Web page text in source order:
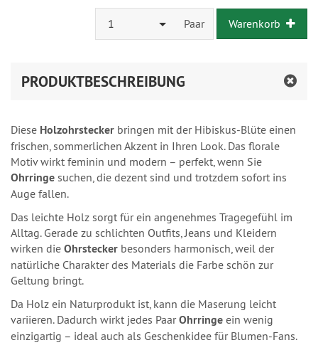
1 Paar Warenkorb
PRODUKTBESCHREIBUNG
Diese Holzohrstecker bringen mit der Hibiskus-Blüte einen
frischen, sommerlichen Akzent in Ihren Look. Das florale
Motiv wirkt feminin und modern – perfekt, wenn Sie
Ohrringe suchen, die dezent sind und trotzdem sofort ins
Auge fallen.
Das leichte Holz sorgt für ein angenehmes Tragegefühl im
Alltag. Gerade zu schlichten Outfits, Jeans und Kleidern
wirken die Ohrstecker besonders harmonisch, weil der
natürliche Charakter des Materials die Farbe schön zur
Geltung bringt.
Da Holz ein Naturprodukt ist, kann die Maserung leicht
variieren. Dadurch wirkt jedes PaarOhrringe ein wenig
einzigartig – ideal auch als Geschenkidee für Blumen-Fans.